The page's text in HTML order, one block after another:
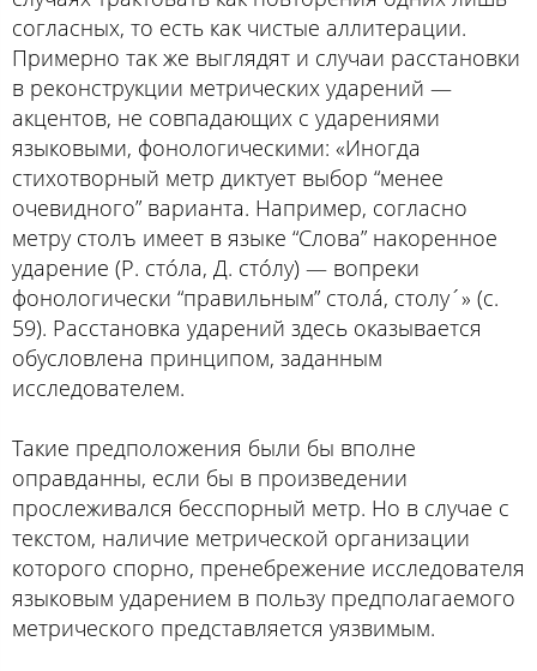
согласных, то есть как чистые аллитерации.
Примерно так же выглядят и случаи расстановки
в реконструкции метрических ударений —
акцентов, не совпадающих с ударениями
языковыми, фонологическими: «Иногда
стихотворный метр диктует выбор “менее
очевидного” варианта. Например, согласно
метру столъ имеет в языке “Слова” накоренное
ударение (Р. стóла, Д. стóлу) — вопреки
фонологически “правильным” столá, столу´» (с.
59). Расстановка ударений здесь оказывается
обусловлена принципом, заданным
исследователем.
Такие предположения были бы вполне
оправданны, если бы в произведении
прослеживался бесспорный метр. Но в случае с
текстом, наличие метрической организации
которого спорно, пренебрежение исследователя
языковым ударением в пользу предполагаемого
метрического представляется уязвимым.